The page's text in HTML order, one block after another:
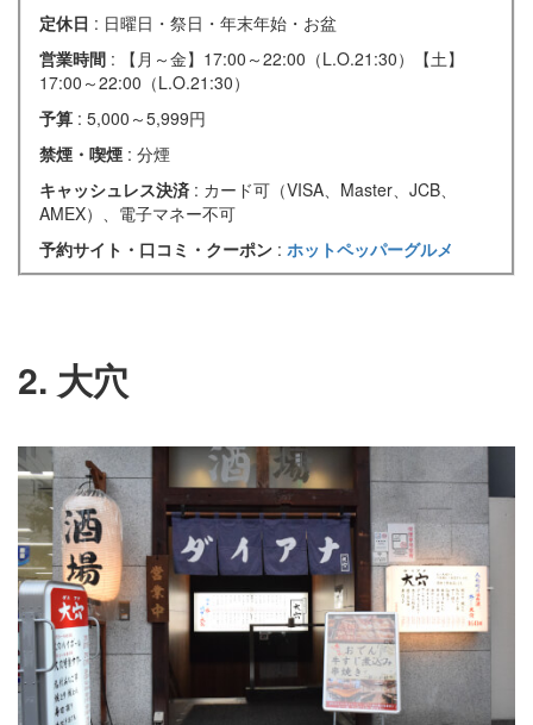
定休日 : 日曜日・祭日・年末年始・お盆
営業時間 : 【月～金】17:00～22:00（L.O.21:30）【土】
17:00～22:00（L.O.21:30）
予算 : 5,000～5,999円
禁煙・喫煙 : 分煙
キャッシュレス決済 : カード可（VISA、Master、JCB、
AMEX）、電子マネー不可
予約サイト・口コミ・クーポン : ホットペッパーグルメ
2. 大穴